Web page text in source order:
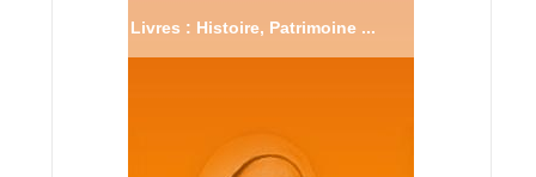
Livres : Histoire, Patrimoine ...